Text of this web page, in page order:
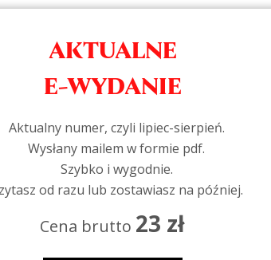
AKTUALNE
E-WYDANIE
Aktualny numer, czyli lipiec-sierpień.
Wysłany mailem w formie pdf.
Szybko i wygodnie.
od razu lub zostawiasz na później.
Cena brutto 23 zł